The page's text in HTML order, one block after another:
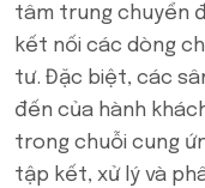
tâm trung chuyển
kết nối các dòng
tư. Đặc biệt, các
đến của hành
trong chuỗi cung
tập kết, xử lý và